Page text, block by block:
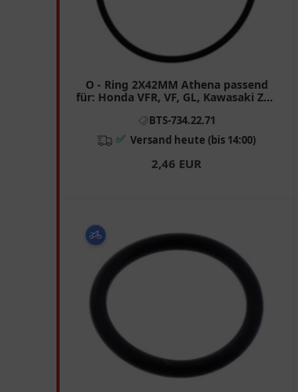
O - Ring 2X42MM Athena passend
für: Honda VFR, VF, GL, Kawasaki ZX -
BTS-734.22.71
✅ Versand heute (bis 14:00)
2,46 EUR